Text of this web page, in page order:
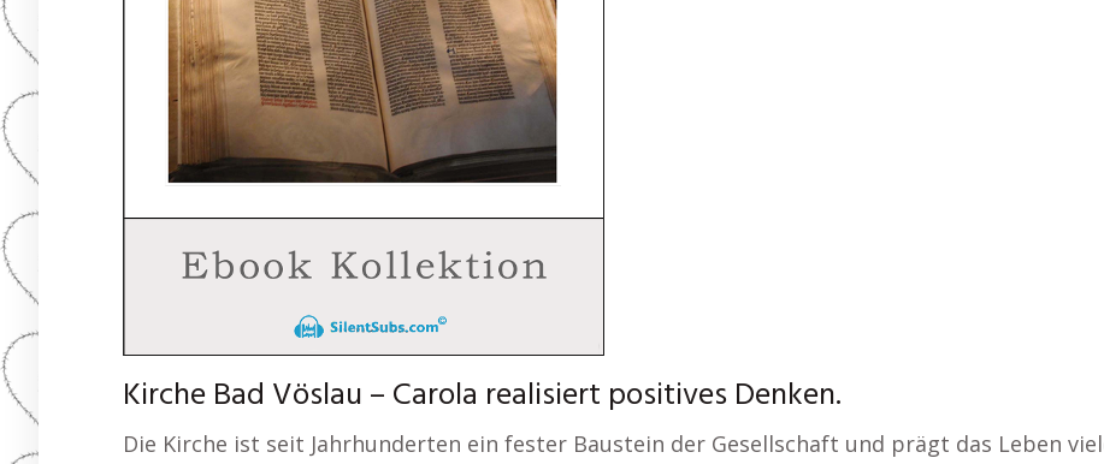
Kirche Bad Vöslau – Carola realisiert positives Denken.
Die Kirche ist seit Jahrhunderten ein fester Baustein der Gesellschaft und prägt das Leben